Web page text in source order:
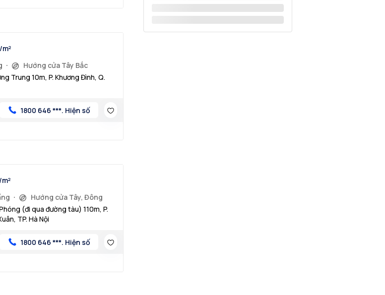
Hướng cửa Tây Bắc
Trung 10m, P. Khương Đình, Q.
1800 646 ***. Hiện số
Hướng cửa Tây, Đông
(đi qua đường tàu) 110m, P.
TP. Hà Nội
1800 646 ***. Hiện số